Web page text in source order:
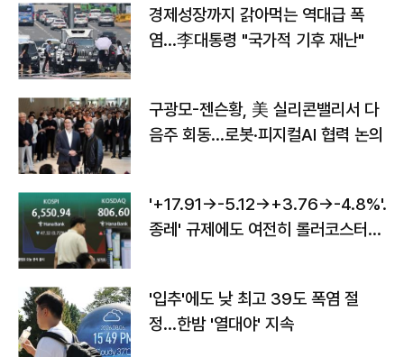
경제성장까지 갉아먹는 역대급 폭
염…李대통령 "국가적 기후 재난"
구광모-젠슨황, 美 실리콘밸리서 다
음주 회동…로봇·피지컬AI 협력 논의
'+17.91→-5.12→+3.76→-4.8%'…'
종레' 규제에도 여전히 롤러코스터
'입추'에도 낮 최고 39도 폭염 절
정…한밤 '열대야' 지속